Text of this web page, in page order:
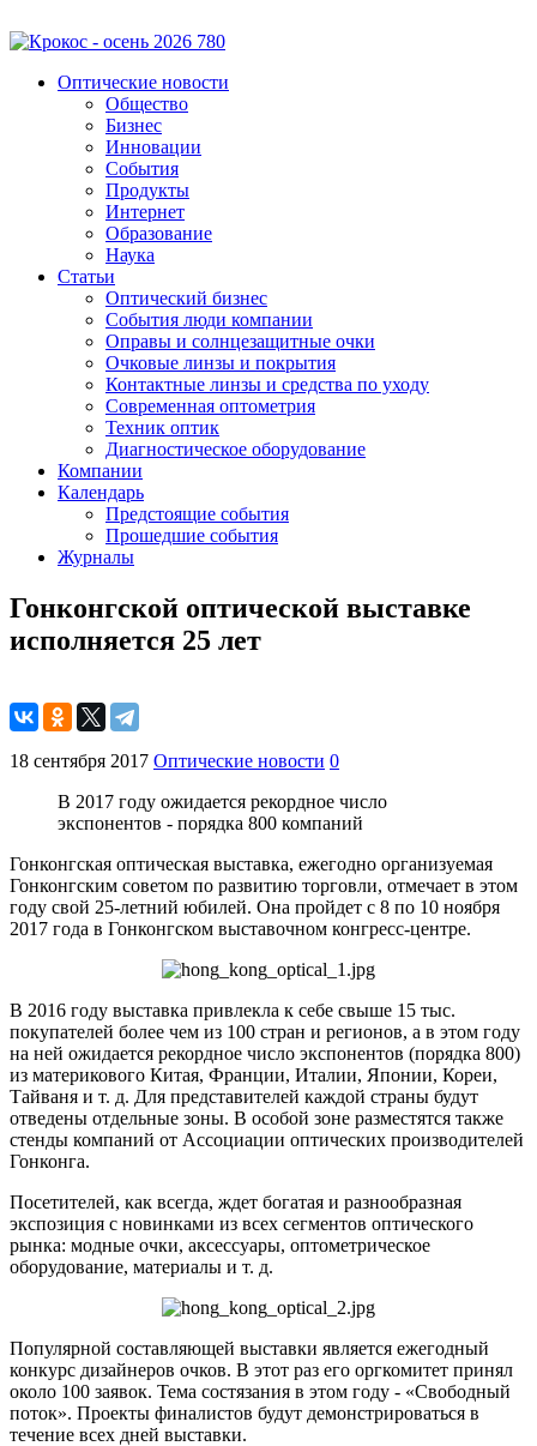
Оптические новости
Общество
Бизнес
Инновации
События
Продукты
Интернет
Образование
Наука
Статьи
Оптический бизнес
События люди компании
Оправы и солнцезащитные очки
Очковые линзы и покрытия
Контактные линзы и средства по уходу
Современная оптометрия
Техник оптик
Диагностическое оборудование
Компании
Календарь
Предстоящие события
Прошедшие события
Журналы
Гонконгской оптической выставке
исполняется 25 лет
18 сентября 2017 Оптические новости 0
В 2017 году ожидается рекордное число
экспонентов - порядка 800 компаний
Гонконгская оптическая выставка, ежегодно организуемая
Гонконгским советом по развитию торговли, отмечает в этом
году свой 25-летний юбилей. Она пройдет с 8 по 10 ноября
2017 года в Гонконгском выставочном конгресс-центре.
В 2016 году выставка привлекла к себе свыше 15 тыс.
покупателей более чем из 100 стран и регионов, а в этом году
на ней ожидается рекордное число экспонентов (порядка 800)
из материкового Китая, Франции, Италии, Японии, Кореи,
Тайваня и т. д. Для представителей каждой страны будут
отведены отдельные зоны. В особой зоне разместятся также
стенды компаний от Ассоциации оптических производителей
Гонконга.
Посетителей, как всегда, ждет богатая и разнообразная
экспозиция с новинками из всех сегментов оптического
рынка: модные очки, аксессуары, оптометрическое
оборудование, материалы и т. д.
Популярной составляющей выставки является ежегодный
конкурс дизайнеров очков. В этот раз его оргкомитет принял
около 100 заявок. Тема состязания в этом году - «Свободный
поток». Проекты финалистов будут демонстрироваться в
течение всех дней выставки.